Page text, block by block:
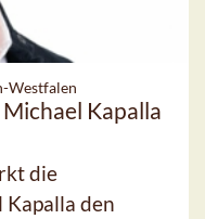
Westfalen
Kapalla
die
den